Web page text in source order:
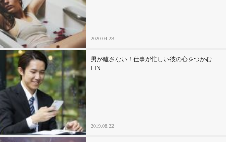
2020.04.23
男が離さない！仕事が忙しい彼の心をつかむ
LIN...
2019.08.22